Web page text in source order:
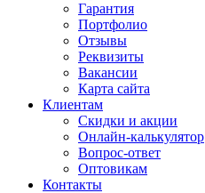
Гарантия
Портфолио
Отзывы
Реквизиты
Вакансии
Карта сайта
Клиентам
Скидки и акции
Онлайн-калькулятор
Вопрос-ответ
Оптовикам
Контакты